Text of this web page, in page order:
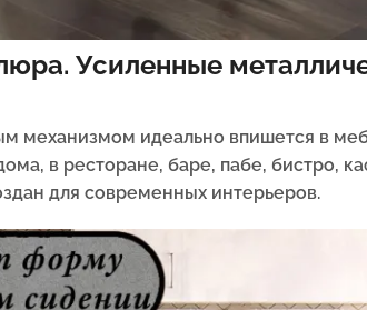
Усиленные
механизмом идеально впишется в
в ресторане, баре, пабе, бистро,
для современных интерьеров.